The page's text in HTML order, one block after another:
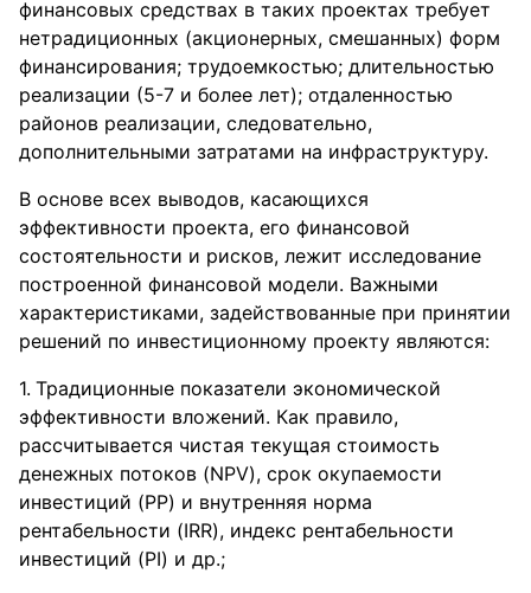
финансовых средствах в таких проектах требует
нетрадиционных (акционерных, смешанных) форм
финансирования; трудоемкостью; длительностью
реализации (5-7 и более лет); отдаленностью
районов реализации, следовательно,
дополнительными затратами на инфраструктуру.
В основе всех выводов, касающихся
эффективности проекта, его финансовой
состоятельности и рисков, лежит исследование
построенной финансовой модели. Важными
характеристиками, задействованные при принятии
решений по инвестиционному проекту являются:
Традиционные показатели экономической
эффективности вложений. Как правило,
рассчитывается чистая текущая стоимость
денежных потоков (NPV), срок окупаемости
инвестиций (PP) и внутренняя норма
рентабельности (IRR), индекс рентабельности
инвестиций (PI) и др.;